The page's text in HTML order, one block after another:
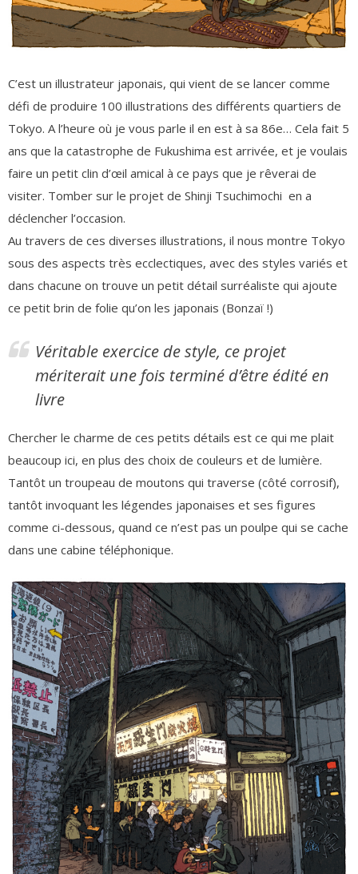
C’est un illustrateur japonais, qui vient de se lancer comme
défi de produire 100 illustrations des différents quartiers de
Tokyo. A l’heure où je vous parle il en est à sa 86e… Cela fait 5
ans que la catastrophe de Fukushima est arrivée, et je voulais
faire un petit clin d’œil amical à ce pays que je rêverai de
visiter. Tomber sur le projet de Shinji Tsuchimochi en a
déclencher l’occasion.
Au travers de ces diverses illustrations, il nous montre Tokyo
sous des aspects très ecclectiques, avec des styles variés et
dans chacune on trouve un petit détail surréaliste qui ajoute
ce petit brin de folie qu’on les japonais (Bonzaï !)
Véritable exercice de style, ce projet
mériterait une fois terminé d’être édité en
livre
Chercher le charme de ces petits détails est ce qui me plait
beaucoup ici, en plus des choix de couleurs et de lumière.
Tantôt un troupeau de moutons qui traverse (côté corrosif),
tantôt invoquant les légendes japonaises et ses figures
comme ci-dessous, quand ce n’est pas un poulpe qui se cache
dans une cabine téléphonique.